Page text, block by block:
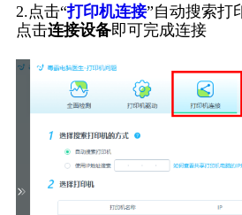
2.点击“打印机连接”自动搜索打
点击连接设备即可完成连接